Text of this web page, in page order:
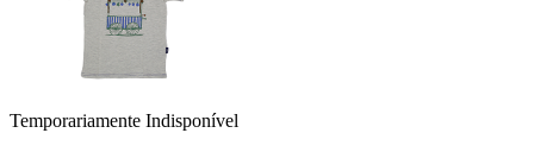
Temporariamente Indisponível